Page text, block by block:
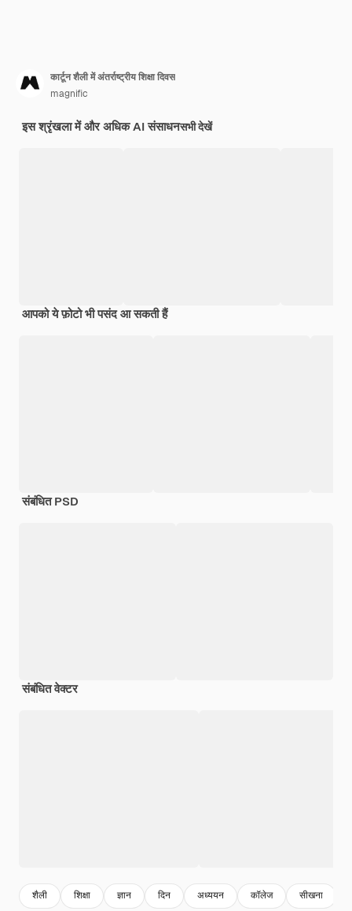
कार्टून शैली में अंतर्राष्ट्रीय शिक्षा दिवस
magnific
इस श्रृंखला में और अधिक AI संसाधनसभी देखें
आपको ये फ़ोटो भी पसंद आ सकती हैं
संबंधित PSD
संबंधित वेक्टर
शैली शिक्षा ज्ञान दिन अध्ययन कॉलेज सीखना